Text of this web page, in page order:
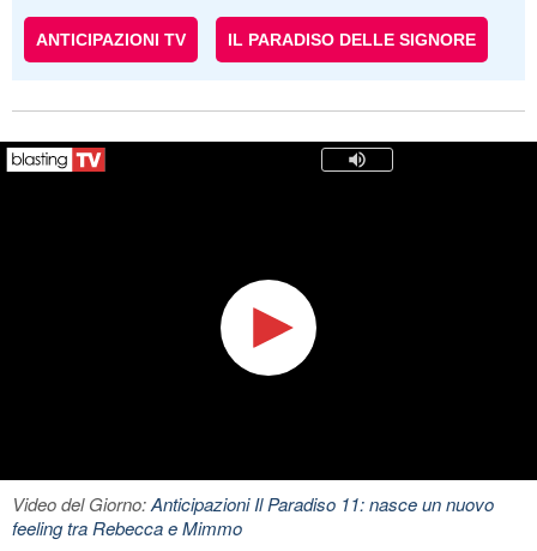
ANTICIPAZIONI TV IL PARADISO DELLE SIGNORE
Video del Giorno:Anticipazioni Il Paradiso 11: nasce un nuovo
feeling tra Rebecca e Mimmo